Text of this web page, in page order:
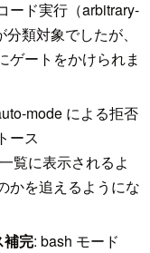
ード実行（arbitrary-
類対象でしたが、
ゲートをかけられま
mode による拒否
ース
覧に表示されるよ
かを追えるようにな
補完: bash モード